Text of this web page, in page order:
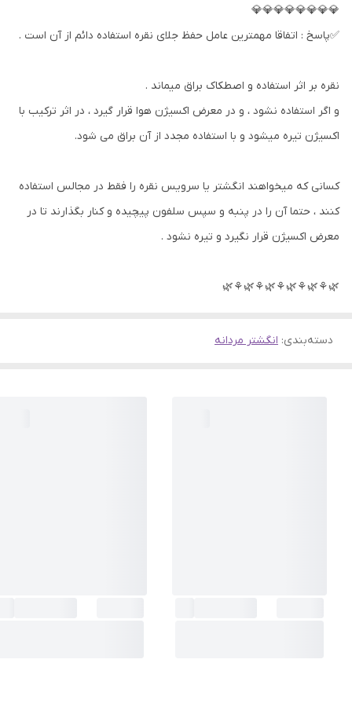
💎💎💎💎💎💎💎💎
✅پاسخ : اتفاقا مهمترین عامل حفظ جلای نقره استفاده دائم از آن است .
نقره بر اثر استفاده و اصطکاک براق میماند .
و اگر استفاده نشود ، و در معرض اکسیژن هوا قرار گیرد ، در اثر ترکیب با
اکسیژن تیره میشود و با استفاده مجدد از آن براق می شود.
کسانی که میخواهند انگشتر یا سرویس نقره را فقط در مجالس استفاده
کنند ، حتما آن را در پنبه و سپس سلفون پیچیده و کنار بگذارند تا در
معرض اکسیژن قرار نگیرد و تیره نشود .
🌿⚘🌿⚘🌿⚘🌿⚘🌿⚘🌿
دسته‌بندی: انگشتر مردانه